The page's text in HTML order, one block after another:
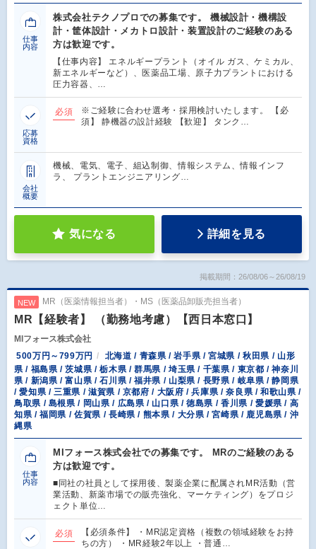
仕事
内容
株式会社テクノプロでの募集です。 機械設計・機構設
計・筐体設計・メカトロ設計・装置設計のご経験のある
方は歓迎です。
【仕事内容】 エネルギープラント（オイル ガス、ケミカル、
新エネルギーなど）、医薬品工場、原子力プラントにおける
圧力容器、…
応募
資格
必須
※ご経験に合わせ選考・採用検討いたします。 【必
須】 静機器の設計経験 【歓迎】 タンク…
会社
概要
機械、電気、電子、組込制御、情報システム、情報インフ
ラ、 プラントエンジニアリング…
気になる 詳細を見る
掲載期間：26/08/06～26/08/19
NEW MR（医薬情報担当者）・MS（医薬品卸販売担当者）
MR【経験者】 （勤務地考慮）【西日本窓口】
MIフォース株式会社
500万円～799万円
北海道 / 青森県 / 岩手県 / 宮城県 / 秋田県 / 山形
県 / 福島県 / 茨城県 / 栃木県 / 群馬県 / 埼玉県 / 千葉県 / 東京都 / 神奈川
県 / 新潟県 / 富山県 / 石川県 / 福井県 / 山梨県 / 長野県 / 岐阜県 / 静岡県
/ 愛知県 / 三重県 / 滋賀県 / 京都府 / 大阪府 / 兵庫県 / 奈良県 / 和歌山県 /
鳥取県 / 島根県 / 岡山県 / 広島県 / 山口県 / 徳島県 / 香川県 / 愛媛県 / 高
知県 / 福岡県 / 佐賀県 / 長崎県 / 熊本県 / 大分県 / 宮崎県 / 鹿児島県 / 沖
縄県
仕事
内容
MIフォース株式会社での募集です。 MRのご経験のある
方は歓迎です。
■同社の社員として採用後、製薬企業に配属されMR活動（営
業活動、新薬市場での販売強化、マーケティング）をプロジ
ェクト単位…
必須
【必須条件】 ・MR認定資格（複数の領域経験をお持
ちの方） ・MR経験2年以上 ・普通…